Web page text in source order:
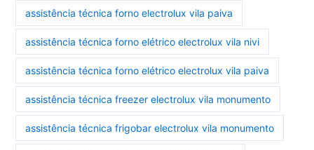
assistência técnica forno electrolux vila paiva
assistência técnica forno elétrico electrolux vila nivi
assistência técnica forno elétrico electrolux vila paiva
assistência técnica freezer electrolux vila monumento
assistência técnica frigobar electrolux vila monumento